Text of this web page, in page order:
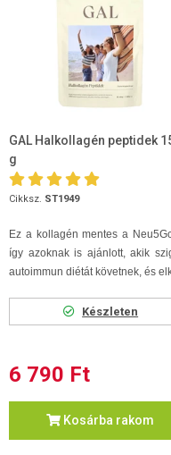
GAL Halkollagén peptidek
g
Cikksz. ST1949
Ez a kollagén mentes a
így azoknak is ajánlott, akik
autoimmun diétát követnek, és
Készleten
6 790 Ft
Kosárba rakom